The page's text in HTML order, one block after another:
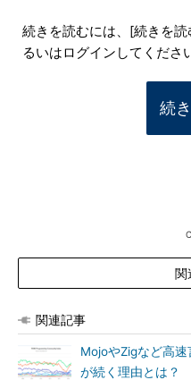
続きを読むには、[続きを
るいはログインしてくださ
続
関
関連記事
MojoやZigなど高
が続く理由とは？